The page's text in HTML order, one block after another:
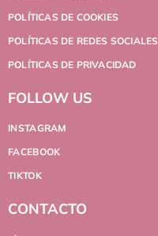
POLÍTICAS DE COOKIES
POLÍTICAS DE REDES SOCIALES
POLÍTICAS DE PRIVACIDAD
FOLLOW US
INSTAGRAM
FACEBOOK
TIKTOK
CONTACTO